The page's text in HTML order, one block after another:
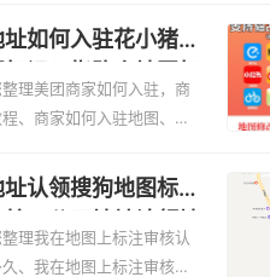
增加商户的可见性和曝光
在客户在地图上搜索相关服
，能够快速找到标注的商
加商户被发现的机会。方
找到商户的实际位置。特别
户或不熟悉该地区的客户
图标注可以提供明确的导航
客户的迷路和浪费时间的
如何入驻花小猪打
心铺如何入驻花小
理美团商家如何入驻，商
、商家如何入驻地图、如
司如何入驻美团相关地图
，详情可查看下方正文！
认领搜狗地图标注
久审核？
理我在地图上标注审核认
、我在地图上标注审核认